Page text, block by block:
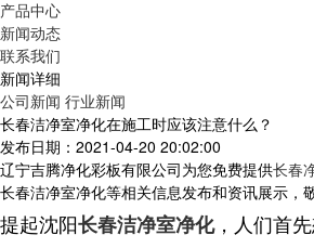
产品中心
新闻动态
联系我们
新闻详细
公司新闻 行业新闻
长春洁净室净化在施工时应该注意什么？
发布日期：2021-04-20 20:02:00
辽宁吉腾净化彩板有限公司为您免费提供长春
长春洁净室净化等相关信息发布和资讯展示，
提起沈阳长春洁净室净化，人们首